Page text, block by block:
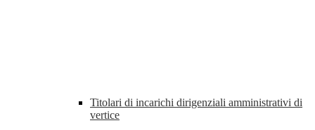
Titolari di incarichi dirigenziali amministrativi di
vertice